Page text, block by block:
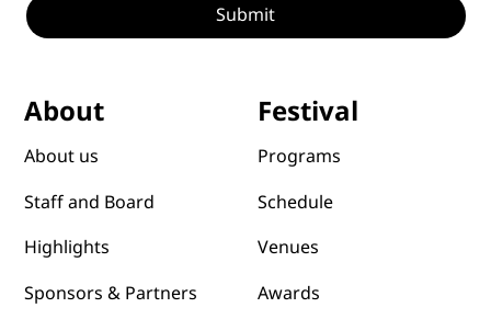
Submit
About
About us
Staff and Board
Highlights
Sponsors & Partners
Festival
Programs
Schedule
Venues
Awards